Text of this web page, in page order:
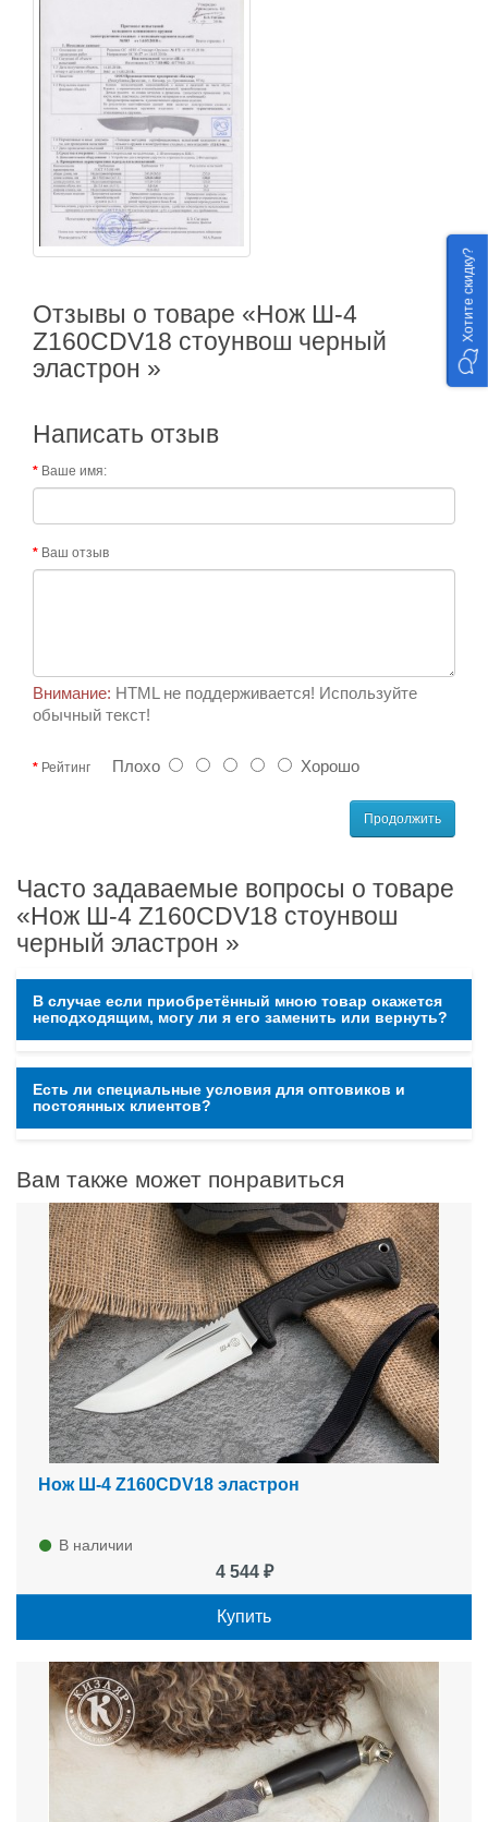
Отзывы о товаре «Нож Ш-4
Z160CDV18 стоунвош черный
эластрон »
Написать отзыв
Ваше имя:
Ваш отзыв
Внимание: HTML не поддерживается! Используйте
обычный текст!
Рейтинг Плохо Хорошо
Продолжить
Часто задаваемые вопросы о товаре
«Нож Ш-4 Z160CDV18 стоунвош
черный эластрон »
В случае если приобретённый мною товар окажется
неподходящим, могу ли я его заменить или вернуть?
Есть ли специальные условия для оптовиков и
постоянных клиентов?
Вам также может понравиться
Нож Ш-4 Z160CDV18 эластрон
В наличии
4 544 ₽
Купить
Хотите скидку?